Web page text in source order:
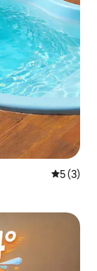
Średnia
5 (3)